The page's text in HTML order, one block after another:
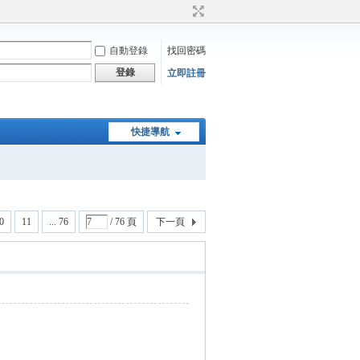
自動登錄
找回密碼
登錄
立即註冊
快捷導航
11 ... 76 / 76 頁 下一頁